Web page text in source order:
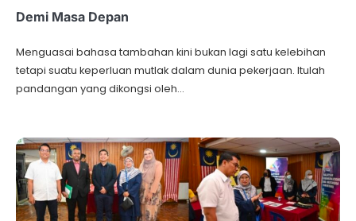
Demi Masa Depan
Menguasai bahasa tambahan kini bukan lagi satu kelebihan
tetapi suatu keperluan mutlak dalam dunia pekerjaan. Itulah
pandangan yang dikongsi oleh…